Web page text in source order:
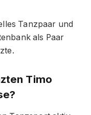
Tanzpaar und
als Paar
Timo